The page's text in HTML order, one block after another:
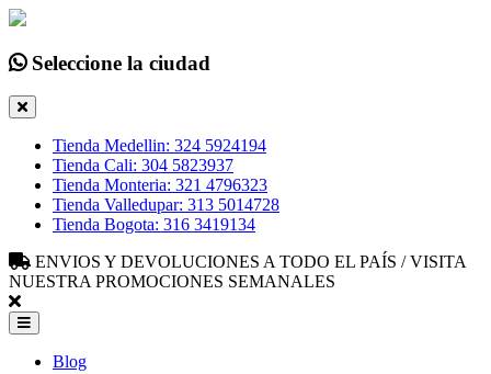
Seleccione la ciudad
Tienda Medellin: 324 5924194
Tienda Cali: 304 5823937
Tienda Monteria: 321 4796323
Tienda Valledupar: 313 5014728
Tienda Bogota: 316 3419134
ENVIOS Y DEVOLUCIONES A TODO EL PAÍS / VISITA
NUESTRA PROMOCIONES SEMANALES
Blog